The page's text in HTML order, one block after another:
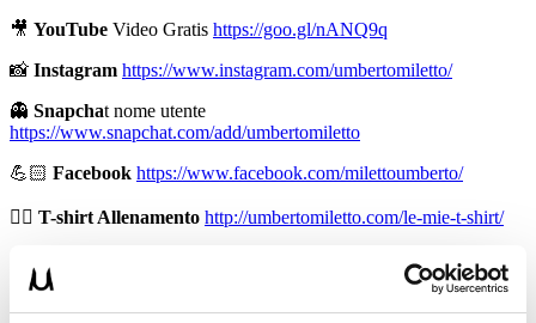
🎥 YouTube Video Gratis https://goo.gl/nANQ9q
📸 Instagram https://www.instagram.com/umbertomiletto/
👻 Snapchat nome utente
https://www.snapchat.com/add/umbertomiletto
💪🏻 Facebook https://www.facebook.com/milettoumberto/
🏋🏻 T-shirt Allenamento http://umbertomiletto.com/le-mie-t-shirt/
http://shop.burningate.com/
di allenamento del